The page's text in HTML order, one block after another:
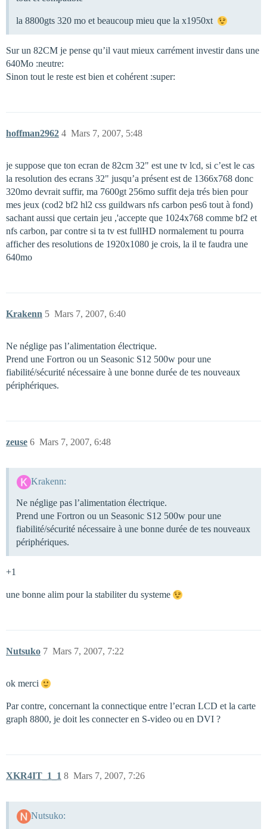
la 8800gts 320 mo et beaucoup mieu que la x1950xt
Sur un 82CM je pense qu’il vaut mieux carrément investir dans une
640Mo :neutre:
Sinon tout le reste est bien et cohérent :super:
hoffman2962 Mars 7, 2007, 5:48
4
je suppose que ton ecran de 82cm 32" est une tv lcd, si c’est le cas
la resolution des ecrans 32" jusqu’a présent est de 1366x768 donc
320mo devrait suffir, ma 7600gt 256mo suffit deja trés bien pour
mes jeux (cod2 bf2 hl2 css guildwars nfs carbon pes6 tout à fond)
sachant aussi que certain jeu ,'accepte que 1024x768 comme bf2 et
nfs carbon, par contre si ta tv est fullHD normalement tu pourra
afficher des resolutions de 1920x1080 je crois, la il te faudra une
640mo
Krakenn Mars 7, 2007, 6:40
5
Ne néglige pas l’alimentation électrique.
Prend une Fortron ou un Seasonic S12 500w pour une
fiabilité/sécurité nécessaire à une bonne durée de tes nouveaux
périphériques.
zeuse Mars 7, 2007, 6:48
6
Krakenn:
Ne néglige pas l’alimentation électrique.
Prend une Fortron ou un Seasonic S12 500w pour une
fiabilité/sécurité nécessaire à une bonne durée de tes nouveaux
périphériques.
+1
une bonne alim pour la stabiliter du systeme
Nutsuko Mars 7, 2007, 7:22
7
ok merci
Par contre, concernant la connectique entre l’ecran LCD et la carte
graph 8800, je doit les connecter en S-video ou en DVI ?
XKR4IT_1_1 Mars 7, 2007, 7:26
8
Nutsuko: